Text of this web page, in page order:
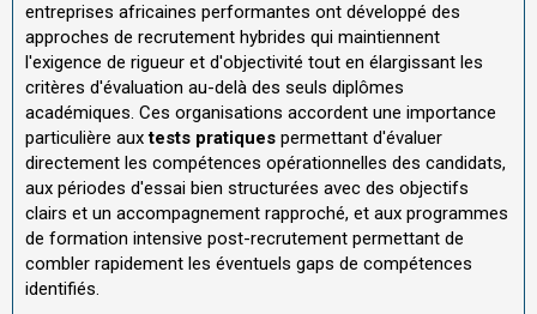
entreprises africaines performantes ont développé des
approches de recrutement hybrides qui maintiennent
l'exigence de rigueur et d'objectivité tout en élargissant les
critères d'évaluation au-delà des seuls diplômes
académiques. Ces organisations accordent une importance
particulière auxtests pratiques permettant d'évaluer
directement les compétences opérationnelles des candidats,
aux périodes d'essai bien structurées avec des objectifs
clairs et un accompagnement rapproché, et aux programmes
de formation intensive post-recrutement permettant de
combler rapidement les éventuels gaps de compétences
identifiés.